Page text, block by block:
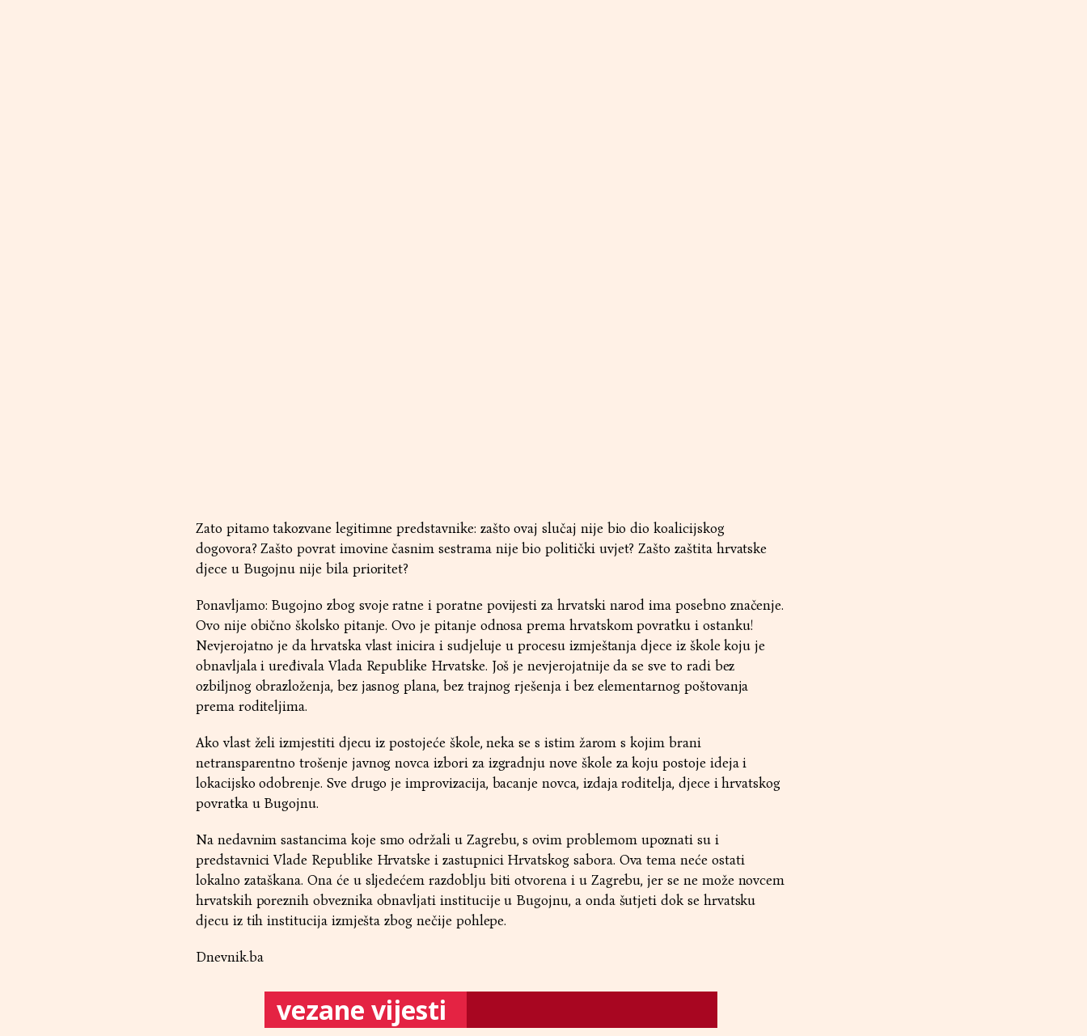
Zato pitamo takozvane legitimne predstavnike: zašto ovaj slučaj nije bio dio koalicijskog
dogovora? Zašto povrat imovine časnim sestrama nije bio politički uvjet? Zašto zaštita hrvatske
djece u Bugojnu nije bila prioritet?
Ponavljamo: Bugojno zbog svoje ratne i poratne povijesti za hrvatski narod ima posebno značenje.
Ovo nije obično školsko pitanje. Ovo je pitanje odnosa prema hrvatskom povratku i ostanku!
Nevjerojatno je da hrvatska vlast inicira i sudjeluje u procesu izmještanja djece iz škole koju je
obnavljala i uređivala Vlada Republike Hrvatske. Još je nevjerojatnije da se sve to radi bez
ozbiljnog obrazloženja, bez jasnog plana, bez trajnog rješenja i bez elementarnog poštovanja
prema roditeljima.
Ako vlast želi izmjestiti djecu iz postojeće škole, neka se s istim žarom s kojim brani
netransparentno trošenje javnog novca izbori za izgradnju nove škole za koju postoje ideja i
lokacijsko odobrenje. Sve drugo je improvizacija, bacanje novca, izdaja roditelja, djece i hrvatskog
povratka u Bugojnu.
Na nedavnim sastancima koje smo održali u Zagrebu, s ovim problemom upoznati su i
predstavnici Vlade Republike Hrvatske i zastupnici Hrvatskog sabora. Ova tema neće ostati
lokalno zataškana. Ona će u sljedećem razdoblju biti otvorena i u Zagrebu, jer se ne može novcem
hrvatskih poreznih obveznika obnavljati institucije u Bugojnu, a onda šutjeti dok se hrvatsku
djecu iz tih institucija izmješta zbog nečije pohlepe.
Dnevnik.ba
vezane vijesti